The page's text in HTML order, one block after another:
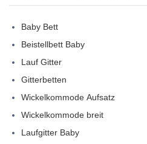
Baby Bett
Beistellbett Baby
Lauf Gitter
Gitterbetten
Wickelkommode Aufsatz
Wickelkommode breit
Laufgitter Baby